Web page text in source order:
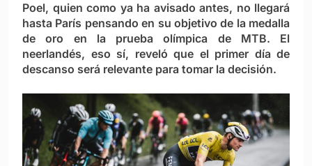
Poel, quien como ya ha avisado antes, no llegará
hasta París pensando en su objetivo de la medalla
de oro en la prueba olímpica de MTB. El
neerlandés, eso sí, reveló que el primer día de
descanso será relevante para tomar la decisión.